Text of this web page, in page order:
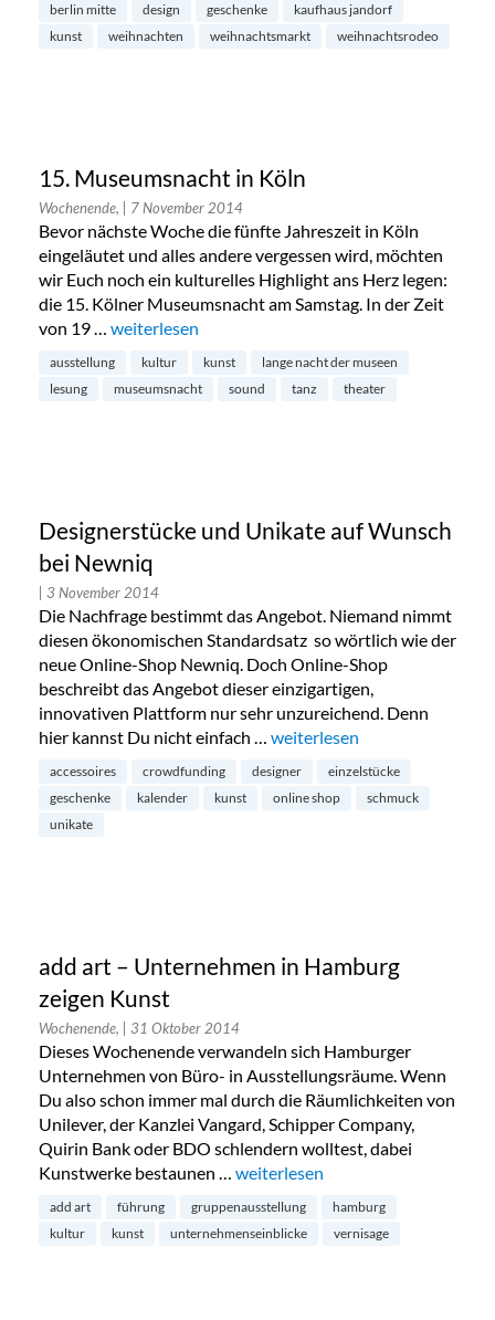
berlin mitte design geschenke
kaufhaus jandorf
kunst
weihnachten weihnachtsmarkt weihnachtsrodeo
15. Museumsnacht in Köln
Wochenende, | 7 November 2014
Bevor nächste Woche die fünfte Jahreszeit in Köln
eingeläutet und alles andere vergessen wird, möchten
wir Euch noch ein kulturelles Highlight ans Herz legen:
die 15. Kölner Museumsnacht am Samstag. In der Zeit
von 19 … „15. Museumsnacht in Köln“
weiterlesen
ausstellung kultur kunst
lange nacht der museen
lesung
museumsnacht sound tanz theater
Designerstücke und Unikate auf Wunsch
bei Newniq
| 3 November 2014
Die Nachfrage bestimmt das Angebot. Niemand nimmt
diesen ökonomischen Standardsatz so wörtlich wie der
neue Online-Shop Newniq. Doch Online-Shop
beschreibt das Angebot dieser einzigartigen,
innovativen Plattform nur sehr unzureichend. Denn
hier kannst Du nicht einfach … „Designerstücke und
weiterlesen
accessoires crowdfunding designer
einzelstücke
geschenke
kalender kunst online shop
schmuck
unikate
add art – Unternehmen in Hamburg
zeigen Kunst
Wochenende, | 31 Oktober 2014
Dieses Wochenende verwandeln sich Hamburger
Unternehmen von Büro- in Ausstellungsräume. Wenn
Du also schon immer mal durch die Räumlichkeiten von
Unilever, der Kanzlei Vangard, Schipper Company,
Quirin Bank oder BDO schlendern wolltest, dabei
Kunstwerke bestaunen … „add art – Unternehmen in
weiterlesen
add art führung gruppenausstellung
hamburg
kultur
kunst unternehmenseinblicke vernisage